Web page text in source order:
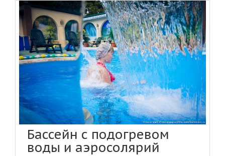
Бассейн с подогревом
воды и аэросолярий